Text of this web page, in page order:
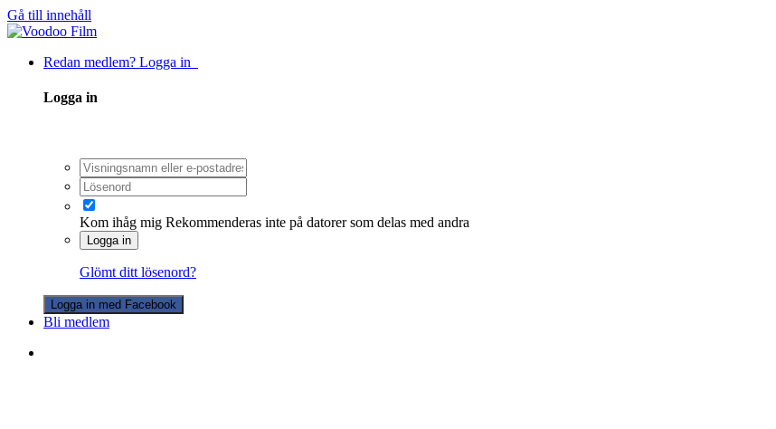
Gå till innehåll
Redan medlem? Logga in
Logga in
Kom ihåg mig Rekommenderas inte på datorer som delas med andra
Logga in
Glömt ditt lösenord?
Logga in med Facebook
Bli medlem